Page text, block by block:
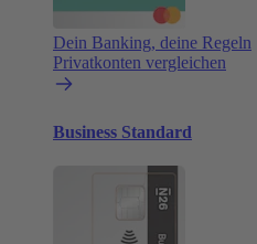
Dein Banking, deine Regeln
Privatkonten vergleichen
Business Standard